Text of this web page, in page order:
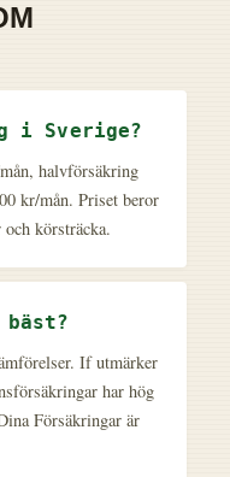
i Sverige?
halvförsäkring
kr/mån. Priset beror
körsträcka.
If utmärker
har hög
Försäkringar är